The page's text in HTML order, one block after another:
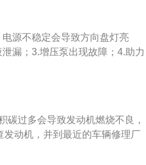
换相应的零件；6、很难回到
回时像转向一样施力，说明返
械，转向节主销和衬套缺油烧
转向，直拉杆接头缺油生锈；
7、重型转向。转向重的问题
系统内有气体、两个限位阀密
回油过滤器堵塞等原因造成
器的检测或维修，车主个人无
必要的损失；8、增压泵漏
定燃油量的多少。同样，空气
，从而导致发动机故障灯点
维修。2、油液油液指的是机油
有可能因此点亮。解决方法很
故障、油路堵塞等。同时，积
点亮。通过更换火花塞、清洁
。4s店和维修店可以通过故障
故障灯忽亮忽灭，汽车没有明
灯亮；解决方法：更换符合要
烧不良会导致发动机积碳或爆
灯以示警告。火花塞故障、点
动机混合气燃烧不良；解决方
气增压管路、涡轮增压器也会
冒蓝烟或黑烟等症状；解决方
气出现问题，就有可能导致发
亮。空气滤芯如果不干净，没有
三元催化器、排气凸轮轴及轴
源不稳定会导致方向盘灯亮
漏；3.增压泵出现故障；4.助力
气体，导致转向异常；6.转向
灯亮的解决办法是检查发电
查每个部件的连接部分，看是
泵、转向机等零件。仪表盘上
亮起，旁边有感叹号时，说明
系统出现部分故障，此时转动
碳过多会导致发动机燃烧不良，
动机，并到最近的车辆修理厂
动机故障指示灯将变为黄色，